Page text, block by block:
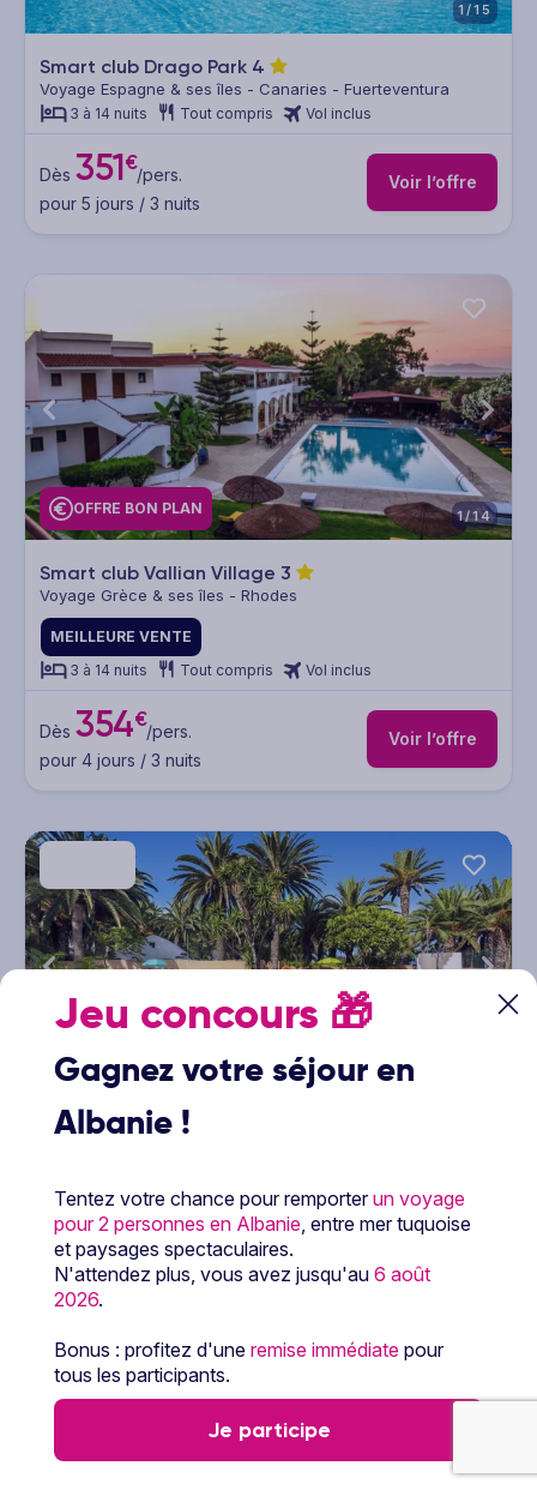
1/15
Smart club Drago Park 4
Voyage Espagne & ses îles - Canaries - Fuerteventura
3 à 14 nuits Tout compris Vol inclus
Dès 351€/pers.
pour 5 jours / 3 nuits
Voir l’offre
OFFRE BON PLAN 1/14
Smart club Vallian Village 3
Voyage Grèce & ses îles - Rhodes
MEILLEURE VENTE
3 à 14 nuits
Tout compris Vol inclus
Dès 354€/pers.
pour 4 jours / 3 nuits
Voir l’offre
JUSQU'À-250€*
Smart club Sol Puerto de la Cruz
Dès 365€/pers.
pour 4 jours / 3 nuits
Jeu concours 🎁
Gagnez votre séjour en
Albanie !
Tentez votre chance pour remporterun voyage
pour 2 personnes en Albanie, entre mer tuquoise
et paysages spectaculaires.
N'attendez plus, vous avez jusqu'au 6 août
2026.
Bonus : profitez d'une remise immédiate pour
tous les participants.
Je participe